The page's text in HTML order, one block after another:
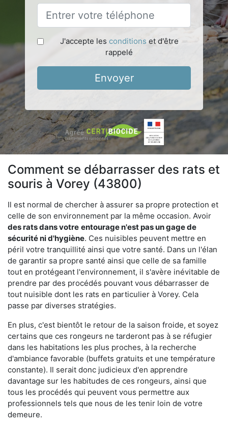
J'accepte les conditions et d'être
rappelé
Envoyer
Comment se débarrasser des rats et
souris à Vorey (43800)
Il est normal de chercher à assurer sa propre protection et
celle de son environnement par la même occasion. Avoir
des rats dans votre entourage n'est pas un gage de
sécurité ni d'hygiène. Ces nuisibles peuvent mettre en
péril votre tranquillité ainsi que votre santé. Dans un l'élan
de garantir sa propre santé ainsi que celle de sa famille
tout en protégeant l'environnement, il s'avère inévitable de
prendre par des procédés pouvant vous débarrasser de
tout nuisible dont les rats en particulier à Vorey. Cela
passe par diverses stratégies.
En plus, c'est bientôt le retour de la saison froide, et soyez
certains que ces rongeurs ne tarderont pas à se réfugier
dans les habitations les plus proches, à la recherche
d'ambiance favorable (buffets gratuits et une température
constante). Il serait donc judicieux d'en apprendre
davantage sur les habitudes de ces rongeurs, ainsi que
tous les procédés qui peuvent vous permettre aux
professionnels tels que nous de les tenir loin de votre
demeure.